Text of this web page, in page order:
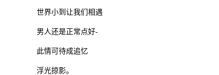
世界小到让我们相遇
男人还是正常点好-
此情可待成追忆
浮光掠影。